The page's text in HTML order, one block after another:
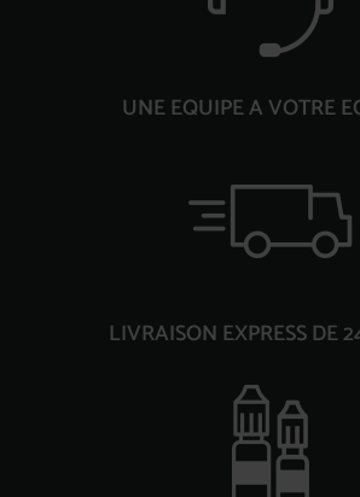
UNE EQUIPE A VOTRE
LIVRAISON EXPRESS DE